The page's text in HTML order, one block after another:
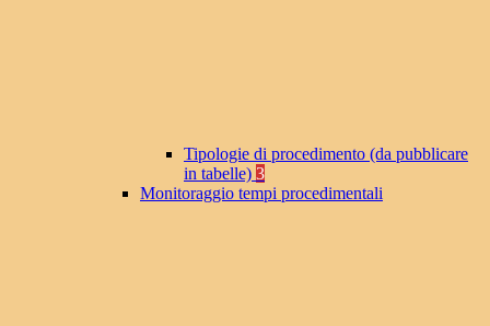
Tipologie di procedimento (da pubblicare
in tabelle) 3
Monitoraggio tempi procedimentali